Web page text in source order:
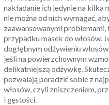
nakładanie ich jedynie na kilka
nie można od nich wymagać,
zaawansowanymi
przypadku masek do włosów.
dogłębnym odżywieniu
jeśli na powierzchownym
delikatniejszą odżywkę.
pozwalają poradzić sobie z
włosów, czyli zniszczeniem,
i gęstości.